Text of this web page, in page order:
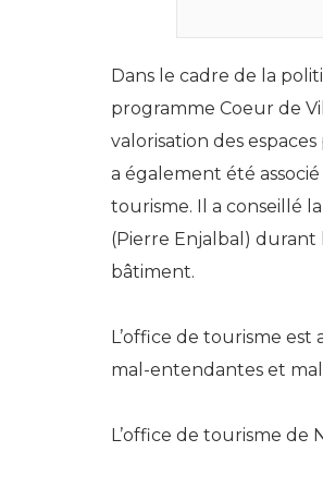
Dans le cadre de la
programme Coeur de
valorisation des
a également été
tourisme. Il a conseillé
(Pierre Enjalbal) durant
bâtiment.
L’office de tourisme
mal-entendantes et
L’office de tourisme de